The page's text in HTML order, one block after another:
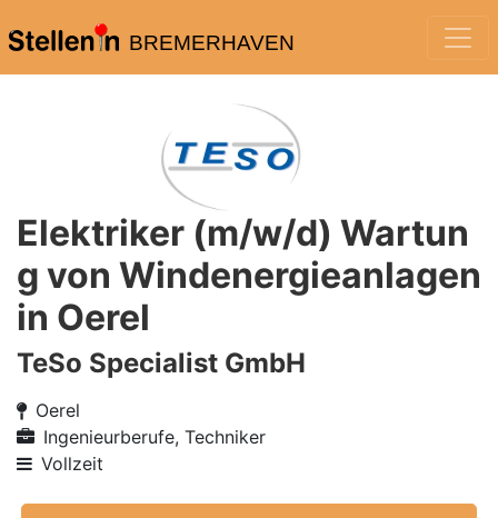
BREMERHAVEN
Elektriker (m/w/d) Wartun
g von Windenergieanlagen
in Oerel
TeSo Specialist GmbH
Oerel
Ingenieurberufe, Techniker
Vollzeit